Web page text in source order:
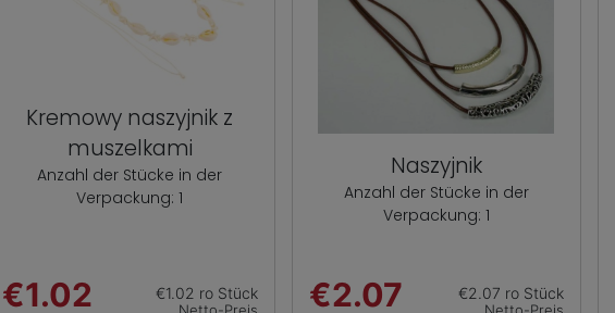
Kremowy naszyjnik z
muszelkami
Anzahl der Stücke in der
Verpackung: 1
€1.02 €1.02 ro Stück
Naszyjnik
Anzahl der Stücke in der
Verpackung: 1
€2.07 €2.07 ro Stück